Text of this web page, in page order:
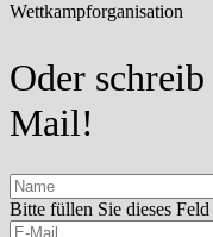
Wettkampforganisation
Oder
Mail!
Bitte füllen Sie dieses Feld